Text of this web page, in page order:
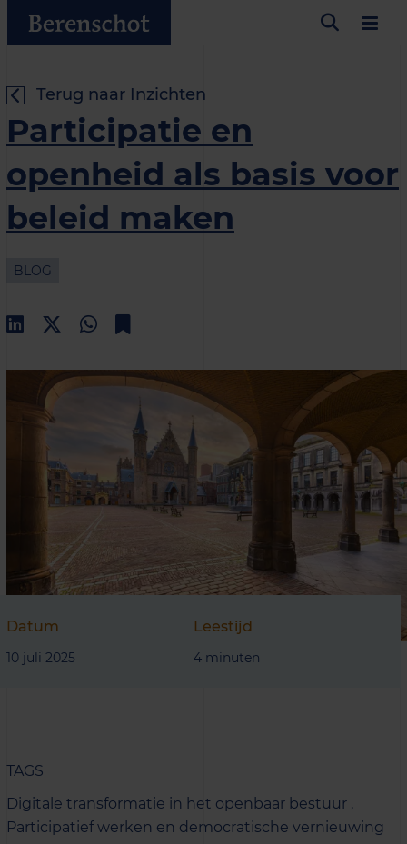
Terug naar Inzichten
Participatie en
openheid als basis voor
beleid maken
BLOG
Datum
10 juli 2025
Leestijd
4 minuten
TAGS
Digitale transformatie in het openbaar bestuur ,
Participatief werken en democratische vernieuwing